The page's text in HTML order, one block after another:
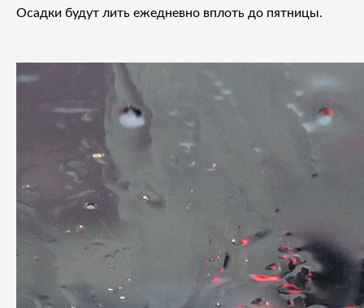
Осадки будут лить ежедневно вплоть до пятницы.